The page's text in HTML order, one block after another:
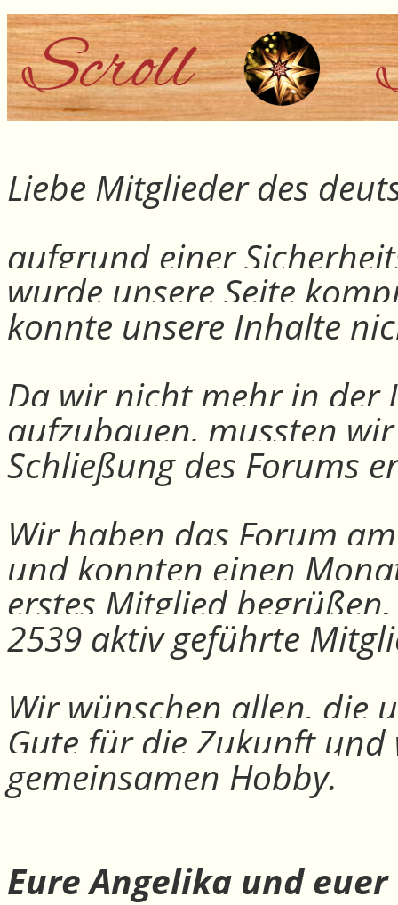
Liebe Mitglieder des
aufgrund einer
wurde unsere Seite
konnte unsere Inhalte
Da wir nicht mehr in der
aufzubauen, mussten
Schließung des Forums
Wir haben das Forum
und konnten einen
erstes Mitglied
2539 aktiv geführte
Wir wünschen allen, die
Gute für die Zukunft
gemeinsamen Hobby.
Eure Angelika und